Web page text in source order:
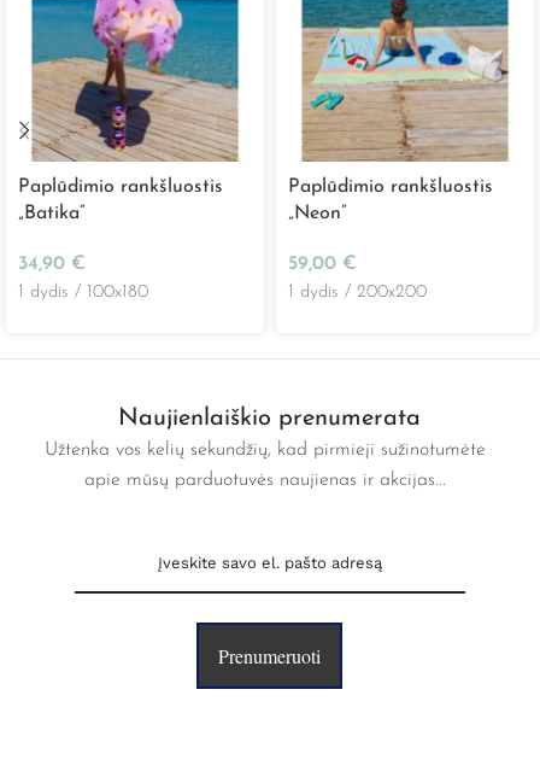
Paplūdimio rankšluostis
„Batika”
34,90 €
1 dydis / 100x180
Paplūdimio rankšluostis
„Neon”
59,00 €
1 dydis / 200x200
Naujienlaiškio prenumerata
Užtenka vos kelių sekundžių, kad pirmieji sužinotumėte
apie mūsų parduotuvės naujienas ir akcijas...
Prenumeruoti